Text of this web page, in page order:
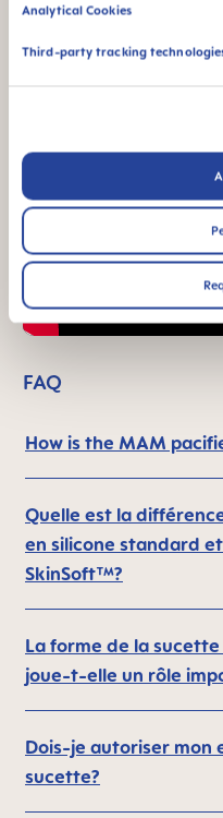
Analytical Cookies
Third-party tracking
FAQ
How is the MAM
Quelle est la
en silicone standard
SkinSoft™?
La forme de la
joue-t-elle un rôle
Dois-je autoriser mon
sucette?